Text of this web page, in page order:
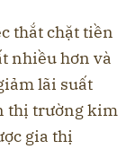
thắt chặt tiền
nhiều hơn và
lãi suất
thị trường kim
gia thị